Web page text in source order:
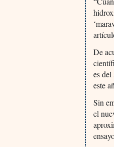
De
es
este
Sin
el